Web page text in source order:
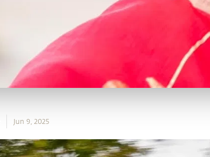
Jun 9, 2025